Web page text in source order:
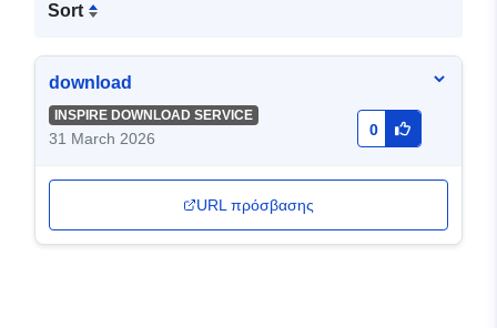
Sort
download
INSPIRE DOWNLOAD SERVICE
31 March 2026 0
URL πρόσβασης